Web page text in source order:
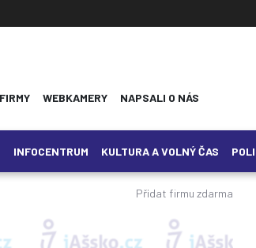
FIRMY WEBKAMERY NAPSALI O NÁS
INFOCENTRUM KULTURA A VOLNÝ ČAS
Přidat firmu zdarma